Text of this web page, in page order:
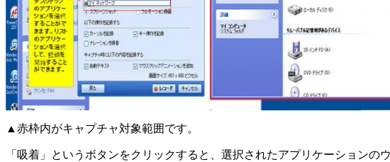
▲赤枠内がキャプチャ対象範囲です。
「吸着」というボタンをクリックすると、選択されたアプリケーション